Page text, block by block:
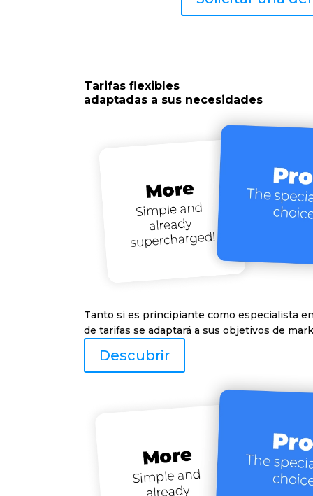
Tarifas flexibles
adaptadas a sus necesidades
Tanto si es principiante como especialista
de tarifas se adaptará a sus objetivos de
Descubrir